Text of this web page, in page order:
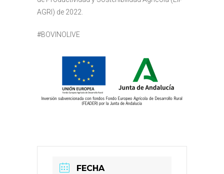
AGRI) de 2022.
#BOVINOLIVE
FECHA